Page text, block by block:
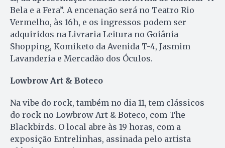
Bela e a Fera”. A encenação será no Teatro Rio
Vermelho, às 16h, e os ingressos podem ser
adquiridos na Livraria Leitura no Goiânia
Shopping, Komiketo da Avenida T-4, Jasmim
Lavanderia e Mercadão dos Óculos.
Lowbrow Art & Boteco
Na vibe do rock, também no dia 11, tem clássicos
do rock no Lowbrow Art & Boteco, com The
Blackbirds. O local abre às 19 horas, com a
exposição Entrelinhas, assinada pelo artista